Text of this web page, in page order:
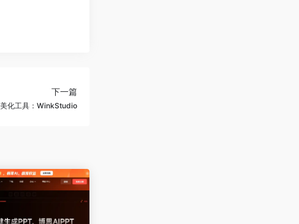
下一篇
化工具：WinkStudio